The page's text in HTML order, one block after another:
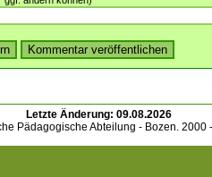
Letzte Änderung: 09.08.2026
Pädagogische Abteilung - Bozen. 2000